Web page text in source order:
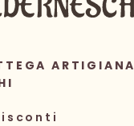
ARTIGIANA